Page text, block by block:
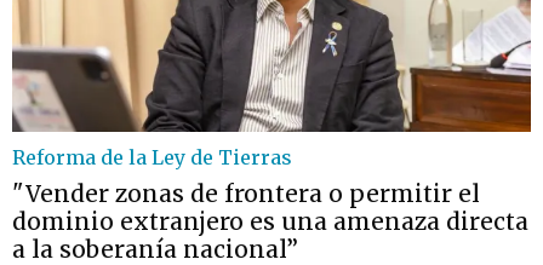
Reforma de la Ley de Tierras
"Vender zonas de frontera o permitir el
dominio extranjero es una amenaza directa
a la soberanía nacional”